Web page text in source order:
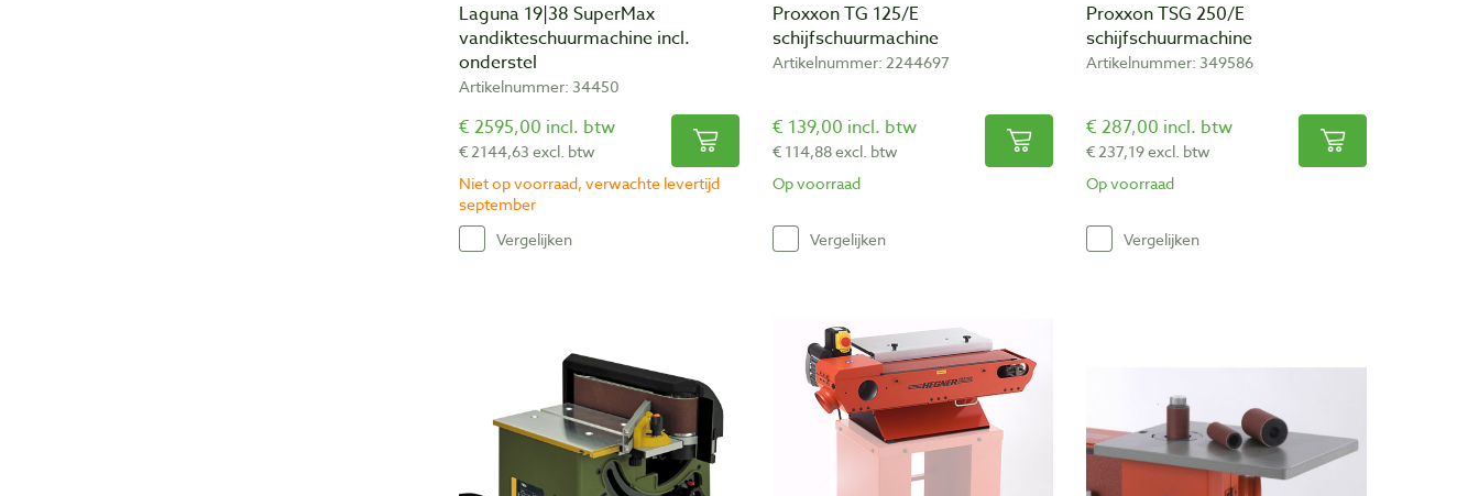
Laguna 19|38 SuperMax
vandikteschuurmachine incl.
onderstel
Artikelnummer: 34450
€ 2595,00 incl. btw
€ 2144,63 excl. btw
Niet op voorraad, verwachte levertijd
september
Vergelijken
Proxxon TG 125/E
schijfschuurmachine
Artikelnummer: 2244697
€ 139,00 incl. btw
€ 114,88 excl. btw
Op voorraad
Vergelijken
Proxxon TSG 250/E
schijfschuurmachine
Artikelnummer: 349586
€ 287,00 incl. btw
€ 237,19 excl. btw
Op voorraad
Vergelijken